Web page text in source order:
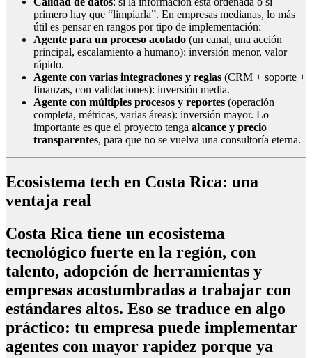
primero hay que “limpiarla”. En empresas medianas, lo más
útil es pensar en rangos por tipo de implementación:
Agente para un proceso acotado (un canal, una acción
principal, escalamiento a humano): inversión menor, valor
rápido.
Agente con varias integraciones y reglas (CRM + soporte +
finanzas, con validaciones): inversión media.
Agente con múltiples procesos y reportes (operación
completa, métricas, varias áreas): inversión mayor. Lo
importante es que el proyecto tenga alcance y precio
transparentes, para que no se vuelva una consultoría eterna.
Ecosistema tech en Costa Rica: una
ventaja real
Costa Rica tiene un ecosistema
tecnológico fuerte en la región, con
talento, adopción de herramientas y
empresas acostumbradas a trabajar con
estándares altos. Eso se traduce en algo
práctico: tu empresa puede implementar
agentes con mayor rapidez porque ya